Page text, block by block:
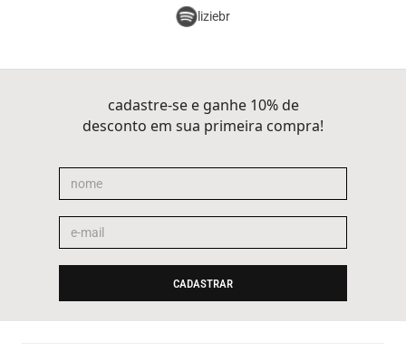
liziebr
cadastre-se e ganhe 10% de
desconto em sua primeira compra!
CADASTRAR